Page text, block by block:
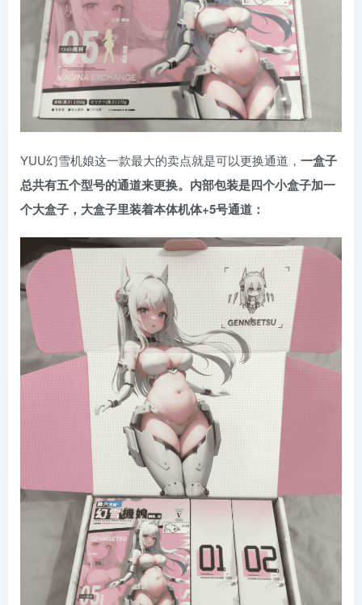
YUU幻雪机娘这一款最大的卖点就是可以更换通道， 一盒子
总共有五个型号的通道来更换。内部包装是四个小盒子加一
个大盒子，大盒子里装着本体机体+5号通道：